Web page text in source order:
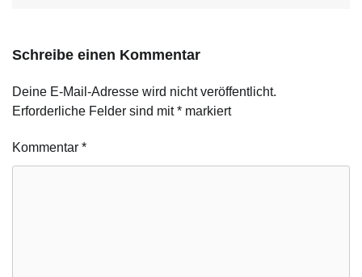
Schreibe einen Kommentar
Deine E-Mail-Adresse wird nicht veröffentlicht.
Erforderliche Felder sind mit* markiert
Kommentar *